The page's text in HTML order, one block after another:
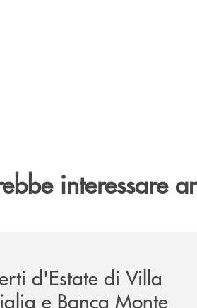
interessare
d'Estate di Villa
e Banca Monte